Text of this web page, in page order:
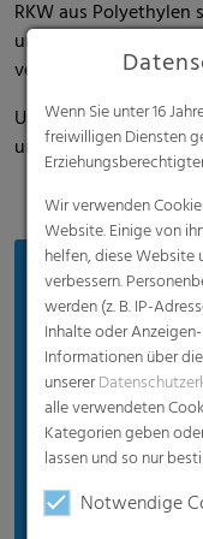
RKW aus
und sowohl in
verfügbar.
Unter der Marke FPO
und Anhänger an.
Vorteile
Individuell
Anforderungen
Brillante
Flexibles
Sehr gute
Wenn Sie unter 16
freiwilligen Diensten
Wir verwenden
Website. Einige von
helfen, diese Website
verbessern.
werden (z. B. IP-
Inhalte oder
Informationen über
unserer
alle verwendeten
Kategorien geben
lassen und so nur
Notwendige